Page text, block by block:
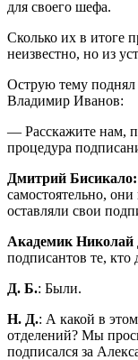
для своего шефа.
Сколько их в итоге
неизвестно, но из
Острую тему поднял
Владимир Иванов:
— Расскажите нам,
процедура
Дмитрий Бисикало:
самостоятельно,
оставляли свои
Академик
подписантов те, кто
Д. Б.: Были.
Н. Д.: А какой в
отделений? Мы
подписался за